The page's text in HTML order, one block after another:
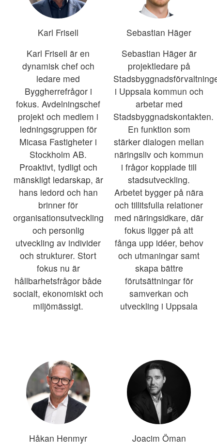
Karl Frisell
Karl Frisell är en
dynamisk chef och
ledare med
Byggherrefrågor i
fokus. Avdelningschef
projekt och medlem i
ledningsgruppen för
Micasa Fastigheter i
Stockholm AB.
Proaktivt, tydligt och
mänskligt ledarskap, är
hans ledord och han
brinner för
organisationsutveckling
och personlig
utveckling av individer
och strukturer. Stort
fokus nu är
hållbarhetsfrågor både
socialt, ekonomiskt och
miljömässigt.
Sebastian Häger
Sebastian Häger är
projektledare på
i Uppsala kommun och
arbetar med
Stadsbyggnadskontakten.
En funktion som
stärker dialogen mellan
näringsliv och kommun
i frågor kopplade till
stadsutveckling.
Arbetet bygger på nära
och tillitsfulla relationer
med näringsidkare, där
fokus ligger på att
fånga upp idéer, behov
och utmaningar samt
skapa bättre
förutsättningar för
samverkan och
utveckling i Uppsala
Håkan Henmyr
Joacim Öman